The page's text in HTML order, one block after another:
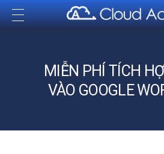
Cloud Ace
Nhà cung cấp giải pháp trên GCP cho doanh nghiệp
MIỄN PHÍ TÍCH
VÀO GOOGLE